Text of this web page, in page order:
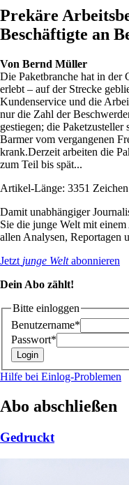
Prekäre
Beschäftigte an
Von Bernd Müller
Die Paketbranche hat in der
erlebt – auf der Strecke
Kundenservice und die
nur die Zahl der
gestiegen; die
Barmer vom vergangenen
krank.Derzeit arbeiten die
zum Teil bis spät...
Artikel-Länge: 3351 Zeichen
Damit unabhängiger
Sie die junge Welt mit
allen Analysen, Reportagen
Jetzt junge Weltabonnieren
Dein Abo zählt!
Bitte einloggen
Benutzername*
Passwort*
Hilfe bei Einlog-Problemen
Abo abschließen
Gedruckt